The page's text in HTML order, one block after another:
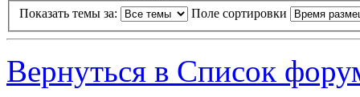
Показать темы за: Поле сортировки
Вернуться в Список